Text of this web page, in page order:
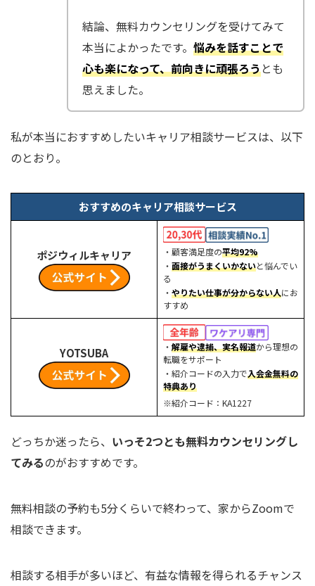
結論、無料カウンセリングを受けてみて
本当によかったです。 悩みを話すことで
心も楽になって、前向きに頑張ろうとも
思えました。
私が本当におすすめしたいキャリア相談サービスは、以下
のとおり。
おすすめのキャリア相談サービス
ポジウィルキャリア ・顧客満足度の平均92%
・ 面接がうまくいかないと悩んでい
る
・ やりたい仕事が分からない人にお
すすめ
YOTSUBA ・ 解雇や逮捕、実名報道から理想の
転職をサポート
・紹介コードの入力で入会金無料の
特典あり
※紹介コード：KA1227
どっちか迷ったら、 いっそ2つとも無料カウンセリングし
てみるのがおすすめです。
無料相談の予約も5分くらいで終わって、家からZoomで
相談できます。
相談する相手が多いほど、有益な情報を得られるチャンス